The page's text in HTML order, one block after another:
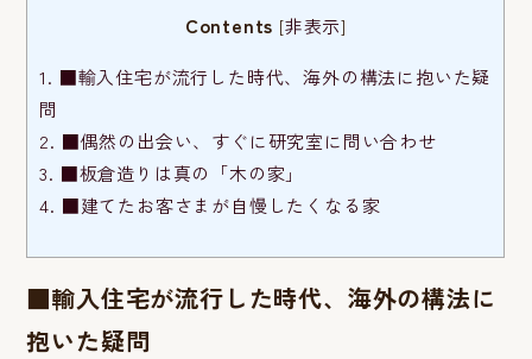
Contents [非表示]
1. ■輸入住宅が流行した時代、海外の構法に抱いた疑
問
2. ■偶然の出会い、すぐに研究室に問い合わせ
3. ■板倉造りは真の「木の家」
4. ■建てたお客さまが自慢したくなる家
■輸入住宅が流行した時代、海外の構法に
抱いた疑問